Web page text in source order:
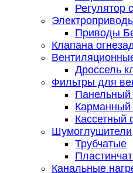
Регулятор
Приводы
Клапана
Дроссель
Фильтры для
Кассетный
Шумоглушители
Трубчатые
Канальные